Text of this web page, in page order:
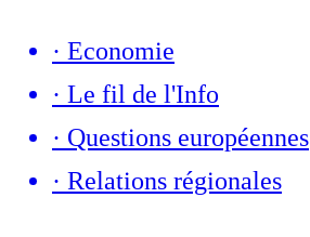
· Economie
· Le fil de l'Info
· Questions européennes
· Relations régionales